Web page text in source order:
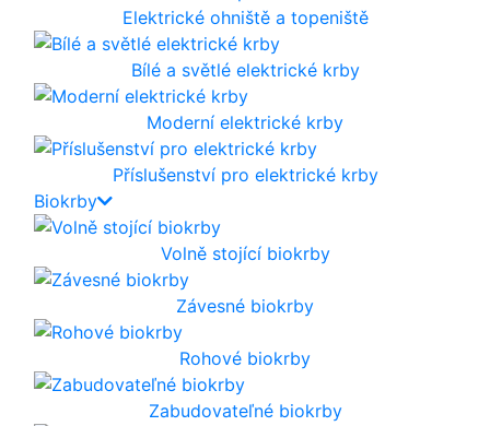
Elektrické ohniště a topeniště
Bílé a světlé elektrické krby
Moderní elektrické krby
Příslušenství pro elektrické krby
Biokrby
Volně stojící biokrby
Závesné biokrby
Rohové biokrby
Zabudovateľné biokrby